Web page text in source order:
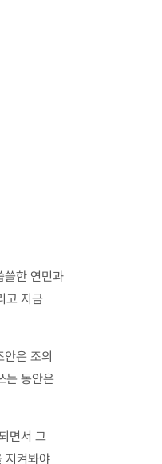
쓸한 연민과
고 지금
안은 조의
는 동안은
면서 그
지켜봐야